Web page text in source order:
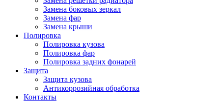
Замена боковых зеркал
Замена фар
Замена крыши
Полировка
Полировка кузова
Полировка фар
Полировка задних фонарей
Защита
Защита кузова
Антикоррозийная обработка
Контакты